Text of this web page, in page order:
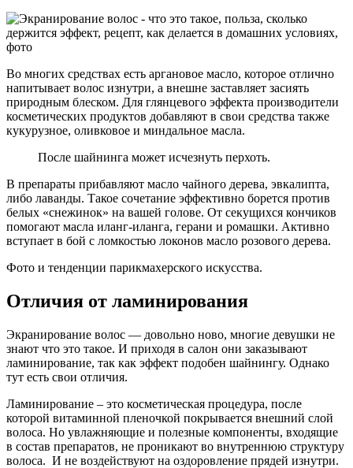
Во многих средствах есть аргановое масло, которое отлично
напитывает волос изнутри, а внешне заставляет засиять
природным блеском. Для глянцевого эффекта производители
косметических продуктов добавляют в свои средства также
кукурузное, оливковое и миндальное масла.
После шайнинга может исчезнуть перхоть.
В препараты прибавляют масло чайного дерева, эвкалипта,
либо лаванды. Такое сочетание эффективно борется против
белых «снежинок» на вашей голове. От секущихся кончиков
помогают масла иланг-иланга, герани и ромашки. Активно
вступает в бой с ломкостью локонов масло розового дерева.
Фото и тенденции парикмахерского искусства.
Отличия от ламинирования
Экранирование волос — довольно ново, многие девушки не
знают что это такое. И приходя в салон они заказывают
ламинирование, так как эффект подобен шайнингу. Однако
тут есть свои отличия.
Ламинирование – это косметическая процедура, после
которой витаминной пленочкой покрывается внешний слой
волоса. Но увлажняющие и полезные компоненты, входящие
в состав препаратов, не проникают во внутреннюю структуру
волоса. И не воздействуют на оздоровление прядей изнутри.